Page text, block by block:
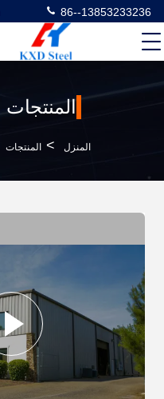
86--13853233236
المنتجات
المنزل > المنتجات